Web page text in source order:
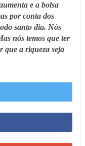
e a bolsa
por conta dos
santo dia. Nós
nós temos que ter
que a riqueza seja